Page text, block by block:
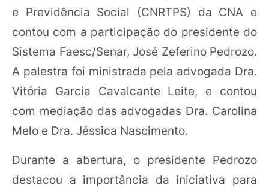
e Previdência Social (CNRTPS) da CNA e
contou com a participação do presidente do
Sistema Faesc/Senar, José Zeferino Pedrozo.
A palestra foi ministrada pela advogada Dra.
Vitória Garcia Cavalcante Leite, e contou
com mediação das advogadas Dra. Carolina
Melo e Dra. Jéssica Nascimento.
Durante a abertura, o presidente Pedrozo
destacou a importância da iniciativa para